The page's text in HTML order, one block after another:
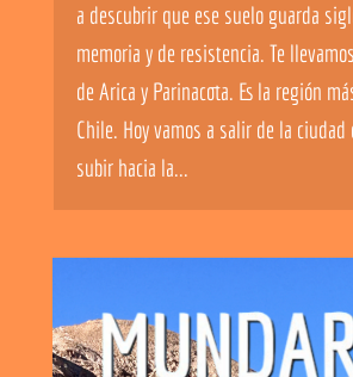
a descubrir que ese suelo guarda
memoria y de resistencia. Te
de Arica y Parinacota. Es la región
Chile. Hoy vamos a salir de la ciudad
subir hacia la...